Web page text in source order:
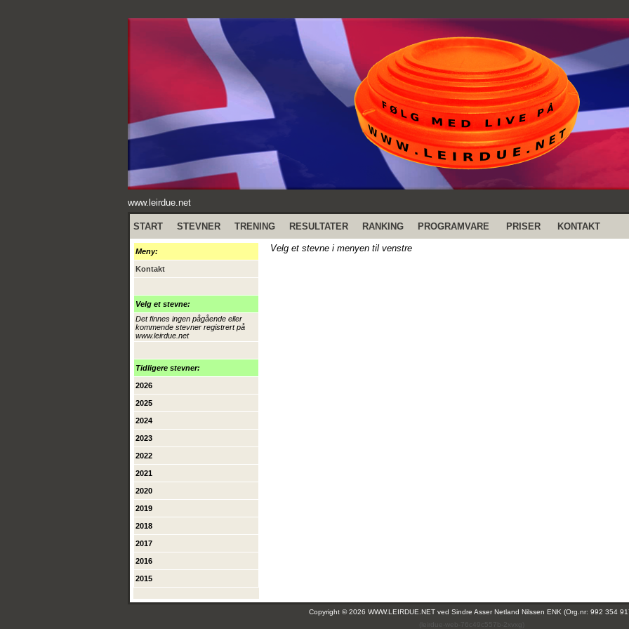
www.leirdue.net
START STEVNER TRENING RESULTATER RANKING PROGRAMVARE PRISER KONTAKT
Meny:
Kontakt
Velg et stevne:
Det finnes ingen pågående eller
kommende stevner registrert på
www.leirdue.net
Tidligere stevner:
2026
2025
2024
2023
2022
2021
2020
2019
2018
2017
2016
2015
Velg et stevne i menyen til venstre
Copyright © 2026 WWW.LEIRDUE.NET ved Sindre Asser Netland Nilssen ENK (Org.nr: 992 354
(leirdue-web-76c49c557b-2xvxg)